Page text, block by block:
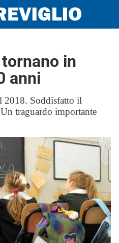
in
anni
2018. Soddisfatto il
traguardo importante